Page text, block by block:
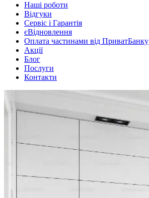
Наші роботи
Відгуки
Сервіс і Гарантія
єВідновлення
Оплата частинами від ПриватБанку
Акції
Блог
Послуги
Контакти